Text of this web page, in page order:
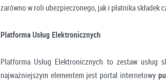
zarówno w roli ubezpieczonego, jak i płatnika składek
Platforma Usług Elektronicznych
Platforma Usług Elektronicznych to zestaw usług
najważniejszym elementem jest portal internetowy